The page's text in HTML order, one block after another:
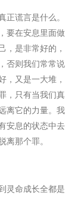
正谎言是什么。
要在安息里面做
，是非常好的，
否则我们常常说
，又是一大堆，
，只有当我们真
离它的力量。我
安息的状态中去
离那个罪。
灵命成⻓全都是